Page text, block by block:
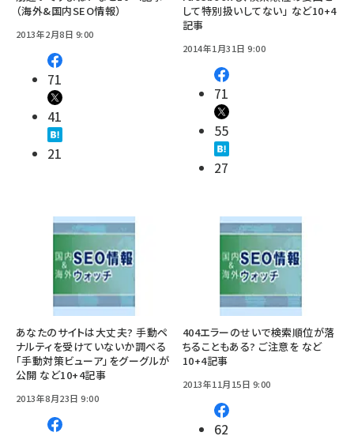
（海外&国内SEO情報）
2013年2月8日 9:00
71
41
21
して特別扱いしてない」 など10+4
記事
2014年1月31日 9:00
71
55
27
あなたのサイトは大丈夫? 手動ペ
ナルティを受けていないか調べる
「手動対策ビューア」をグーグルが
公開 など10+4記事
2013年8月23日 9:00
404エラーのせいで検索順位が落
ちることもある? ご注意を など
10+4記事
2013年11月15日 9:00
62